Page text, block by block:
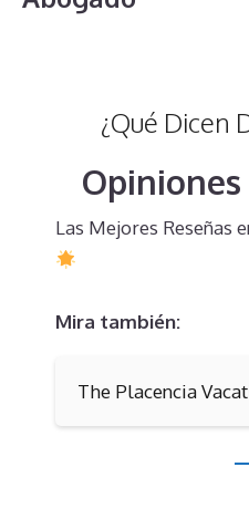
¿Qué Dicen
Las Mejores Reseñas
Mira también:
The Placencia